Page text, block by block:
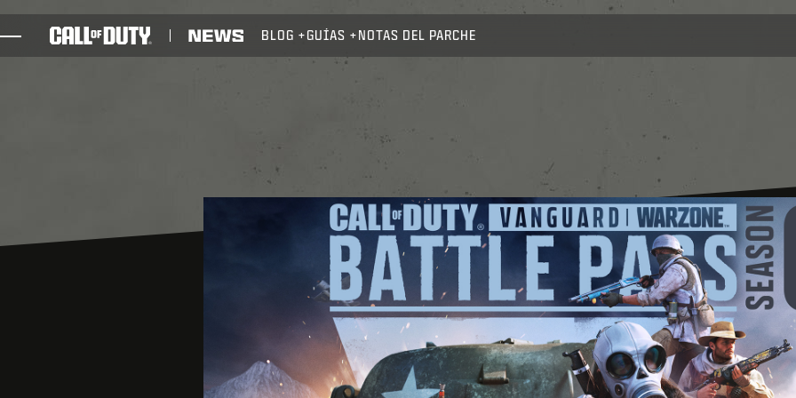
REDEEM BETA CODE
BLOG GUÍAS NOTAS DEL PARCHE